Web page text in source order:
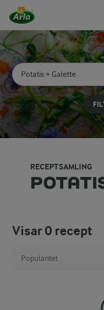
Sök på kategori eller
Skriv in sökord för att få
RECEPTSAMLING
Visar0 recept
Popularitet